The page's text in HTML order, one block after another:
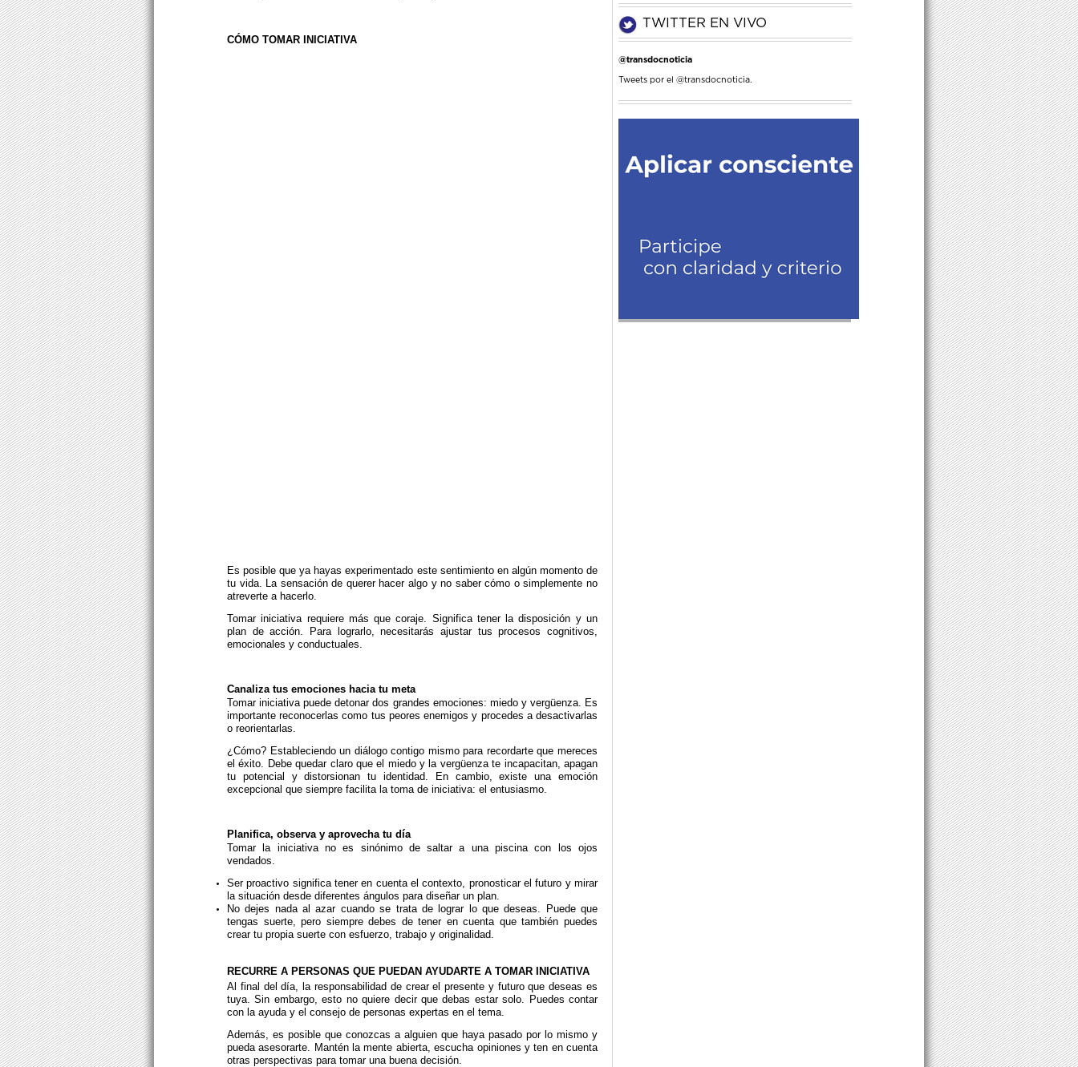
CÓMO TOMAR INICIATIVA
Es posible que ya hayas experimentado este sentimiento en algún momento de
tu vida. La sensación de querer hacer algo y no saber cómo o simplemente no
atreverte a hacerlo.
Tomar iniciativa requiere más que coraje. Significa tener la disposición y un
plan de acción. Para lograrlo, necesitarás ajustar tus procesos cognitivos,
emocionales y conductuales.
Canaliza tus emociones hacia tu meta
Tomar iniciativa puede detonar dos grandes emociones: miedo y vergüenza. Es
importante reconocerlas como tus peores enemigos y procedes a desactivarlas
o reorientarlas.
¿Cómo? Estableciendo un diálogo contigo mismo para recordarte que mereces
el éxito. Debe quedar claro que el miedo y la vergüenza te incapacitan, apagan
tu potencial y distorsionan tu identidad. En cambio, existe una emoción
excepcional que siempre facilita la toma de iniciativa: el entusiasmo.
Planifica, observa y aprovecha tu día
Tomar la iniciativa no es sinónimo de saltar a una piscina con los ojos
vendados.
Ser proactivo significa tener en cuenta el contexto, pronosticar el futuro y mirar
la situación desde diferentes ángulos para diseñar un plan.
No dejes nada al azar cuando se trata de lograr lo que deseas. Puede que
tengas suerte, pero siempre debes de tener en cuenta que también puedes
crear tu propia suerte con esfuerzo, trabajo y originalidad.
RECURRE A PERSONAS QUE PUEDAN AYUDARTE A TOMAR INICIATIVA
Al final del día, la responsabilidad de crear el presente y futuro que deseas es
tuya. Sin embargo, esto no quiere decir que debas estar solo. Puedes contar
con la ayuda y el consejo de personas expertas en el tema.
Además, es posible que conozcas a alguien que haya pasado por lo mismo y
pueda asesorarte. Mantén la mente abierta, escucha opiniones y ten en cuenta
otras perspectivas para tomar una buena decisión.
TWITTER EN VIVO
@transdocnoticia
Tweets por el @transdocnoticia.